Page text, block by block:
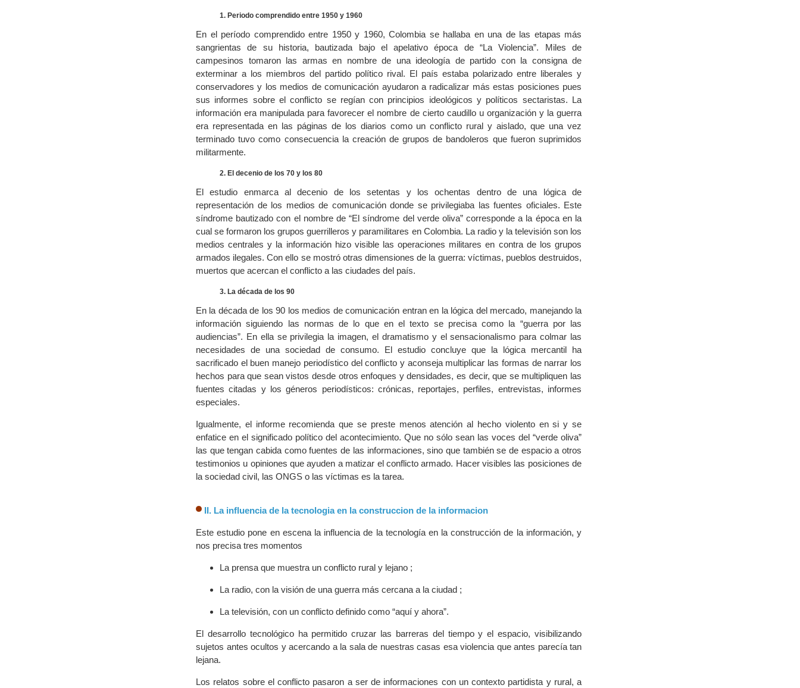
1. Periodo comprendido entre 1950 y 1960
En el período comprendido entre 1950 y 1960, Colombia se hallaba en una de las etapas más
sangrientas de su historia, bautizada bajo el apelativo época de “La Violencia”. Miles de
campesinos tomaron las armas en nombre de una ideología de partido con la consigna de
exterminar a los miembros del partido político rival. El país estaba polarizado entre liberales y
conservadores y los medios de comunicación ayudaron a radicalizar más estas posiciones pues
sus informes sobre el conflicto se regían con principios ideológicos y políticos sectaristas. La
información era manipulada para favorecer el nombre de cierto caudillo u organización y la guerra
era representada en las páginas de los diarios como un conflicto rural y aislado, que una vez
terminado tuvo como consecuencia la creación de grupos de bandoleros que fueron suprimidos
militarmente.
2. El decenio de los 70 y los 80
El estudio enmarca al decenio de los setentas y los ochentas dentro de una lógica de
representación de los medios de comunicación donde se privilegiaba las fuentes oficiales. Este
síndrome bautizado con el nombre de “El síndrome del verde oliva” corresponde a la época en la
cual se formaron los grupos guerrilleros y paramilitares en Colombia. La radio y la televisión son los
medios centrales y la información hizo visible las operaciones militares en contra de los grupos
armados ilegales. Con ello se mostró otras dimensiones de la guerra: víctimas, pueblos destruidos,
muertos que acercan el conflicto a las ciudades del país.
3. La década de los 90
En la década de los 90 los medios de comunicación entran en la lógica del mercado, manejando la
información siguiendo las normas de lo que en el texto se precisa como la “guerra por las
audiencias”. En ella se privilegia la imagen, el dramatismo y el sensacionalismo para colmar las
necesidades de una sociedad de consumo. El estudio concluye que la lógica mercantil ha
sacrificado el buen manejo periodístico del conflicto y aconseja multiplicar las formas de narrar los
hechos para que sean vistos desde otros enfoques y densidades, es decir, que se multipliquen las
fuentes citadas y los géneros periodísticos: crónicas, reportajes, perfiles, entrevistas, informes
especiales.
Igualmente, el informe recomienda que se preste menos atención al hecho violento en si y se
enfatice en el significado político del acontecimiento. Que no sólo sean las voces del “verde oliva”
las que tengan cabida como fuentes de las informaciones, sino que también se de espacio a otros
testimonios u opiniones que ayuden a matizar el conflicto armado. Hacer visibles las posiciones de
la sociedad civil, las ONGS o las víctimas es la tarea.
II. La influencia de la tecnologia en la construccion de la informacion
Este estudio pone en escena la influencia de la tecnología en la construcción de la información, y
nos precisa tres momentos
La prensa que muestra un conflicto rural y lejano ;
La radio, con la visión de una guerra más cercana a la ciudad ;
La televisión, con un conflicto definido como “aquí y ahora”.
El desarrollo tecnológico ha permitido cruzar las barreras del tiempo y el espacio, visibilizando
sujetos antes ocultos y acercando a la sala de nuestras casas esa violencia que antes parecía tan
lejana.
Los relatos sobre el conflicto pasaron a ser de informaciones con un contexto partidista y rural, a